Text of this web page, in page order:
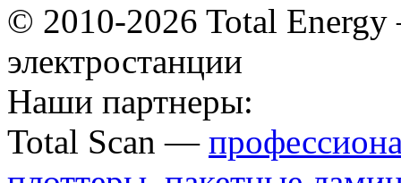
© 2010-2026 Total
электростанции
Наши партнеры:
Total Scan —